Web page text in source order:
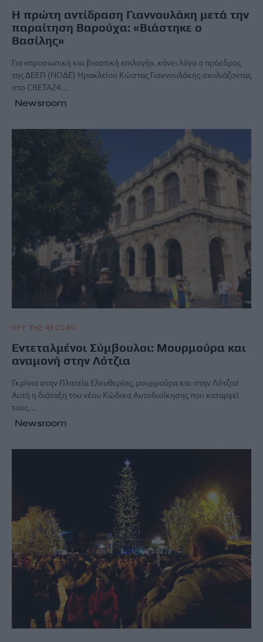
H πρώτη αντίδραση Γιαννουλάκη μετά την
παραίτηση Βαρούχα: «Βιάστηκε ο
Βασίλης»
Για «προσωπική και βιαστική επιλογή», κάνει λόγο ο πρόεδρος
της ΔΕΕΠ (ΝΟΔΕ) Ηρακλείου Κώστας Γιαννουλάκης σχολιάζοντας
στο CRETA24…
Newsroom
OFF THE RECORD
Εντεταλμένοι Σύμβουλοι: Μουρμούρα και
αναμονή στην Λότζια
Γκρίνια στην Πλατεία Ελευθερίας, μουρμούρα και στην Λότζια!
Αυτή η διάταξη του νέου Κώδικα Αυτοδιοίκησης που καταργεί
τους…
Newsroom